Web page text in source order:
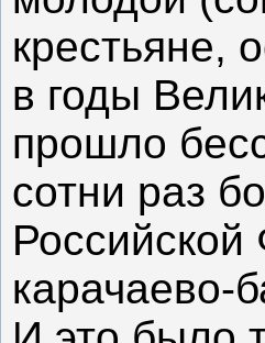
крестьяне,
в годы
прошло
сотни раз
карачаево-